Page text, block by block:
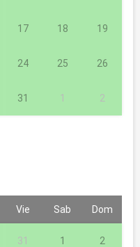
17 18 19
24 25 26
31 1 2
Vie Sab Dom
31 1 2